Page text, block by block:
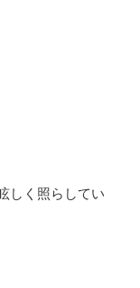
しく照らしてい